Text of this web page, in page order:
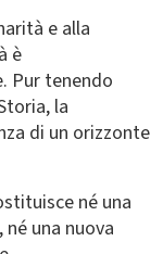
e alla
è
Pur tenendo
la
di un orizzonte
né una
una nuova